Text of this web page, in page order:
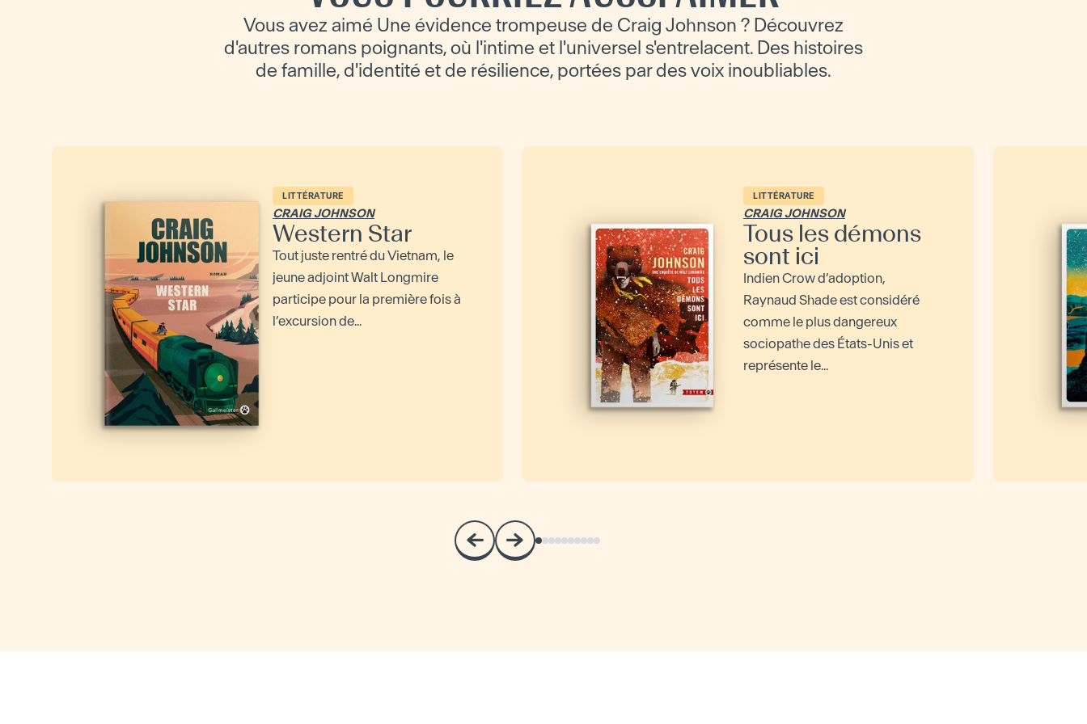
Vous avez aimé Une évidence trompeuse de Craig Johnson ? Découvrez
d'autres romans poignants, où l'intime et l'universel s'entrelacent. Des histoires
de famille, d'identité et de résilience, portées par des voix inoubliables.
LITTÉRATURE
CRAIG JOHNSON
Western Star
Tout juste rentré du Vietnam, le
jeune adjoint Walt Longmire
participe pour la première fois à
l’excursion de...
LITTÉRATURE
CRAIG JOHNSON
Tous les démons
sont ici
Indien Crow d’adoption,
Raynaud Shade est considéré
comme le plus dangereux
sociopathe des États-Unis et
représente le...